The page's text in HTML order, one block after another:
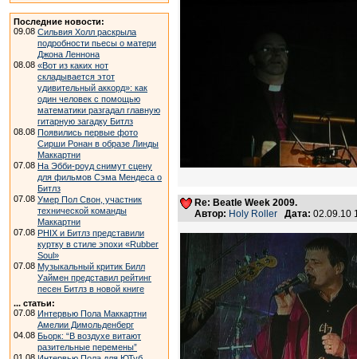
Последние новости:
09.08 Сильвия Холл раскрыла
подробности пьесы о матери
Джона Леннона
08.08 «Вот из каких нот
складывается этот
удивительный аккорд»: как
один человек с помощью
математики разгадал главную
гитарную загадку Битлз
08.08 Появились первые фото
Сирши Ронан в образе Линды
Маккартни
07.08 На Эбби-роуд снимут сцену
для фильмов Сэма Мендеса о
Битлз
07.08 Умер Пол Свон, участник
технической команды
Маккартни
07.08 PHIX и Битлз представили
куртку в стиле эпохи «Rubber
Soul»
07.08 Музыкальный критик Билл
Уаймен представил рейтинг
песен Битлз в новой книге
... статьи:
07.08 Интервью Пола Маккартни
Амелии Димольденберг
04.08 Бьорк: “В воздухе витают
разительные перемены”
Re: Beatle Week 2009.
Автор: Holy Roller Дата: